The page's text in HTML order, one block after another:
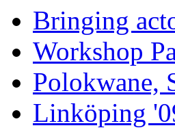
Bringing
Workshop
Polokwane,
Linköping